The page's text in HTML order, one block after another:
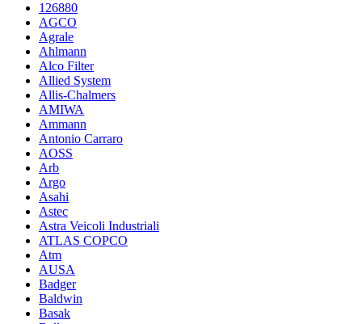
126880
AGCO
Agrale
Ahlmann
Alco Filter
Allied System
Allis-Chalmers
AMIWA
Ammann
Antonio Carraro
AOSS
Arb
Argo
Asahi
Astec
Astra Veicoli Industriali
ATLAS COPCO
Atm
AUSA
Badger
Baldwin
Basak